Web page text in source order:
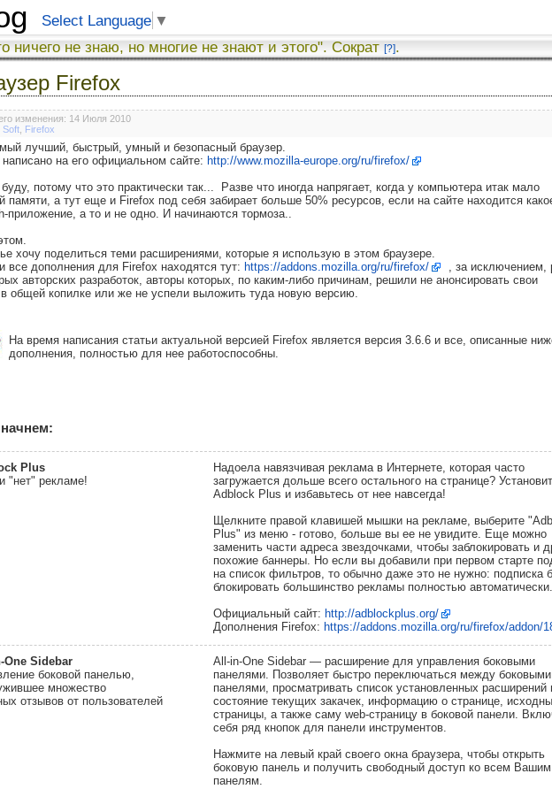
Select Language ▼
ничего не знаю, но многие не знают и этого". Сократ [?].
Firefox
изменения: 14 Июля 2010
Soft, Firefox
лучший, быстрый, умный и безопасный браузер.
на его официальном сайте: http://www.mozilla-europe.org/ru/firefox/
потому что это практически так... Разве что иногда напрягает, когда у компьютера итак мало
памяти, а тут еще и Firefox под себя забирает больше 50% ресурсов, если на сайте находится
приложение, а то и не одно. И начинаются тормоза..
хочу поделиться теми расширениями, которые я использую в этом браузере.
все дополнения для Firefox находятся тут: https://addons.mozilla.org/ru/firefox/
, за исключением,
авторских разработок, авторы которых, по каким-либо причинам, решили не анонсировать свои
в общей копилке или же не успели выложить туда новую версию.
На время написания статьи актуальной версией Firefox является версия 3.6.6 и все, описанные
дополнения, полностью для нее работоспособны.
Plus
"нет" рекламе!
Надоела навязчивая реклама в Интернете, которая часто
загружается дольше всего остального на странице?
Adblock Plus и избавьтесь от нее навсегда!
Щелкните правой клавишей мышки на рекламе, выберите
Plus" из меню - готово, больше вы ее не увидите. Еще можно
заменить части адреса звездочками, чтобы заблокировать и
похожие баннеры. Но если вы добавили при первом старте
на список фильтров, то обычно даже это не нужно: подписка
блокировать большинство рекламы полностью автоматически.
Официальный сайт: http://adblockplus.org/
Дополнения Firefox: https://addons.mozilla.org/ru/firefox/addon/
One Sidebar
боковой панелью,
множество
отзывов от пользователей
All-in-One Sidebar — расширение для управления боковыми
панелями. Позволяет быстро переключаться между боковыми
панелями, просматривать список установленных расширений
состояние текущих закачек, информацию о странице,
страницы, а также саму web-страницу в боковой панели.
себя ряд кнопок для панели инструментов.
Нажмите на левый край своего окна браузера, чтобы открыть
боковую панель и получить свободный доступ ко всем Вашим
панелям.